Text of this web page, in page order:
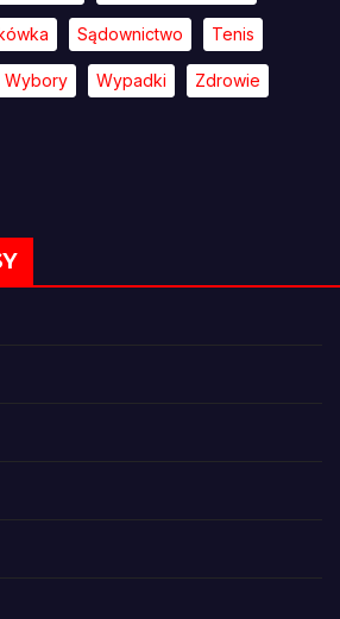
Sądownictwo Tenis
Wybory Wypadki Zdrowie